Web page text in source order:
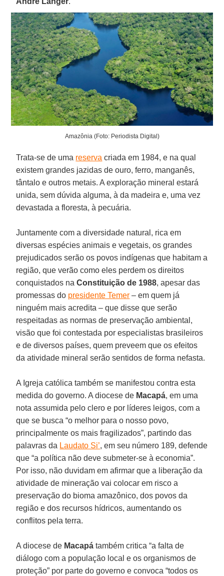
Amazônia (Foto: Periodista Digital)
Trata-se de uma reserva criada em 1984, e na qual
existem grandes jazidas de ouro, ferro, manganês,
tântalo e outros metais. A exploração mineral estará
unida, sem dúvida alguma, à da madeira e, uma vez
devastada a floresta, à pecuária.
Juntamente com a diversidade natural, rica em
diversas espécies animais e vegetais, os grandes
prejudicados serão os povos indígenas que habitam a
região, que verão como eles perdem os direitos
conquistados naConstituição de 1988, apesar das
promessas do presidente Temer – em quem já
ninguém mais acredita – que disse que serão
respeitadas as normas de preservação ambiental,
visão que foi contestada por especialistas brasileiros
e de diversos países, quem preveem que os efeitos
da atividade mineral serão sentidos de forma nefasta.
A Igreja católica também se manifestou contra esta
medida do governo. A diocese de Macapá, em uma
nota assumida pelo clero e por líderes leigos, com a
que se busca “o melhor para o nosso povo,
principalmente os mais fragilizados”, partindo das
palavras da Laudato Si’, em seu número 189, defende
que “a política não deve submeter-se à economia”.
Por isso, não duvidam em afirmar que a liberação da
atividade de mineração vai colocar em risco a
preservação do bioma amazônico, dos povos da
região e dos recursos hídricos, aumentando os
conflitos pela terra.
A diocese de Macapá também critica “a falta de
diálogo com a população local e os organismos de
proteção” por parte do governo e convoca “todos os